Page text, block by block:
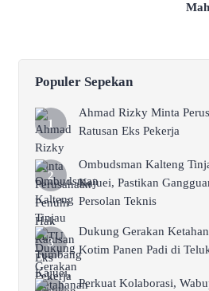
Populer Sepekan
Ahmad Rizky Minta
Ratusan Eks Pekerja
Ombudsman Kalteng
Kajuei, Pastikan
Persolan Teknis
Dukung Gerakan
Kotim Panen Padi di
Perkuat Kolaborasi,